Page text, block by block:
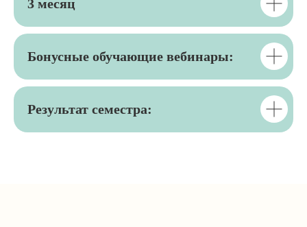
3 месяц
Бонусные обучающие вебинары:
Результат семестра: